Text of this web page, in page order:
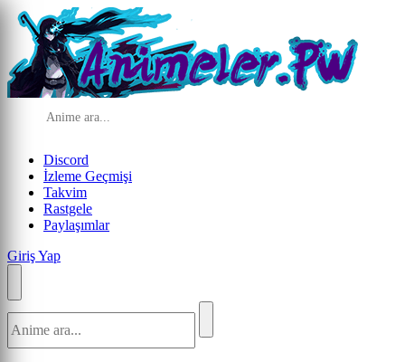
Discord
İzleme Geçmişi
Takvim
Rastgele
Paylaşımlar
Giriş Yap